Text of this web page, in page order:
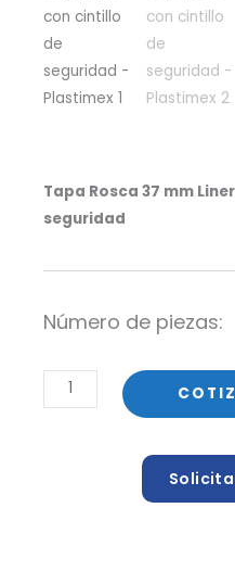
Tapa Rosca 37 mm
seguridad
Número de piezas:
Tapa
Rosca